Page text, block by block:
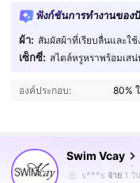
ฟังก์ชันการทำงานขอ
ผ้า: สัมผัสผ้าที่เรียบลื่นและใ
เซ็กซี่: สไตล์หรูหราพร้อมเส
องค์ประกอบ: 80%
Swim Vcay
598K ผู้
4.90
598K ผู้ติ
s***s จ่าย 1 วั